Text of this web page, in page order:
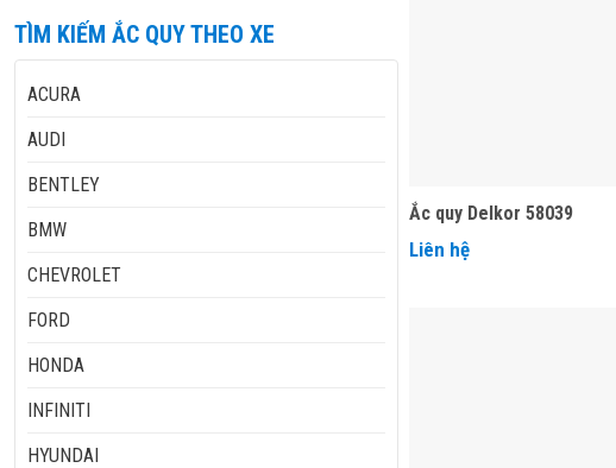
TÌM KIẾM ẮC QUY THEO XE
ACURA
AUDI
BENTLEY
BMW
CHEVROLET
FORD
HONDA
INFINITI
HYUNDAI
Ắc quy Delkor 58039
Liên hệ